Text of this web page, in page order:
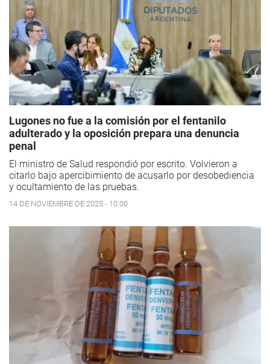
Lugones no fue a la comisión por el fentanilo
adulterado y la oposición prepara una denuncia
penal
El ministro de Salud respondió por escrito. Volvieron a
citarlo bajo apercibimiento de acusarlo por desobediencia
y ocultamiento de las pruebas.
14 DE NOVIEMBRE DE 2025 - 10:00